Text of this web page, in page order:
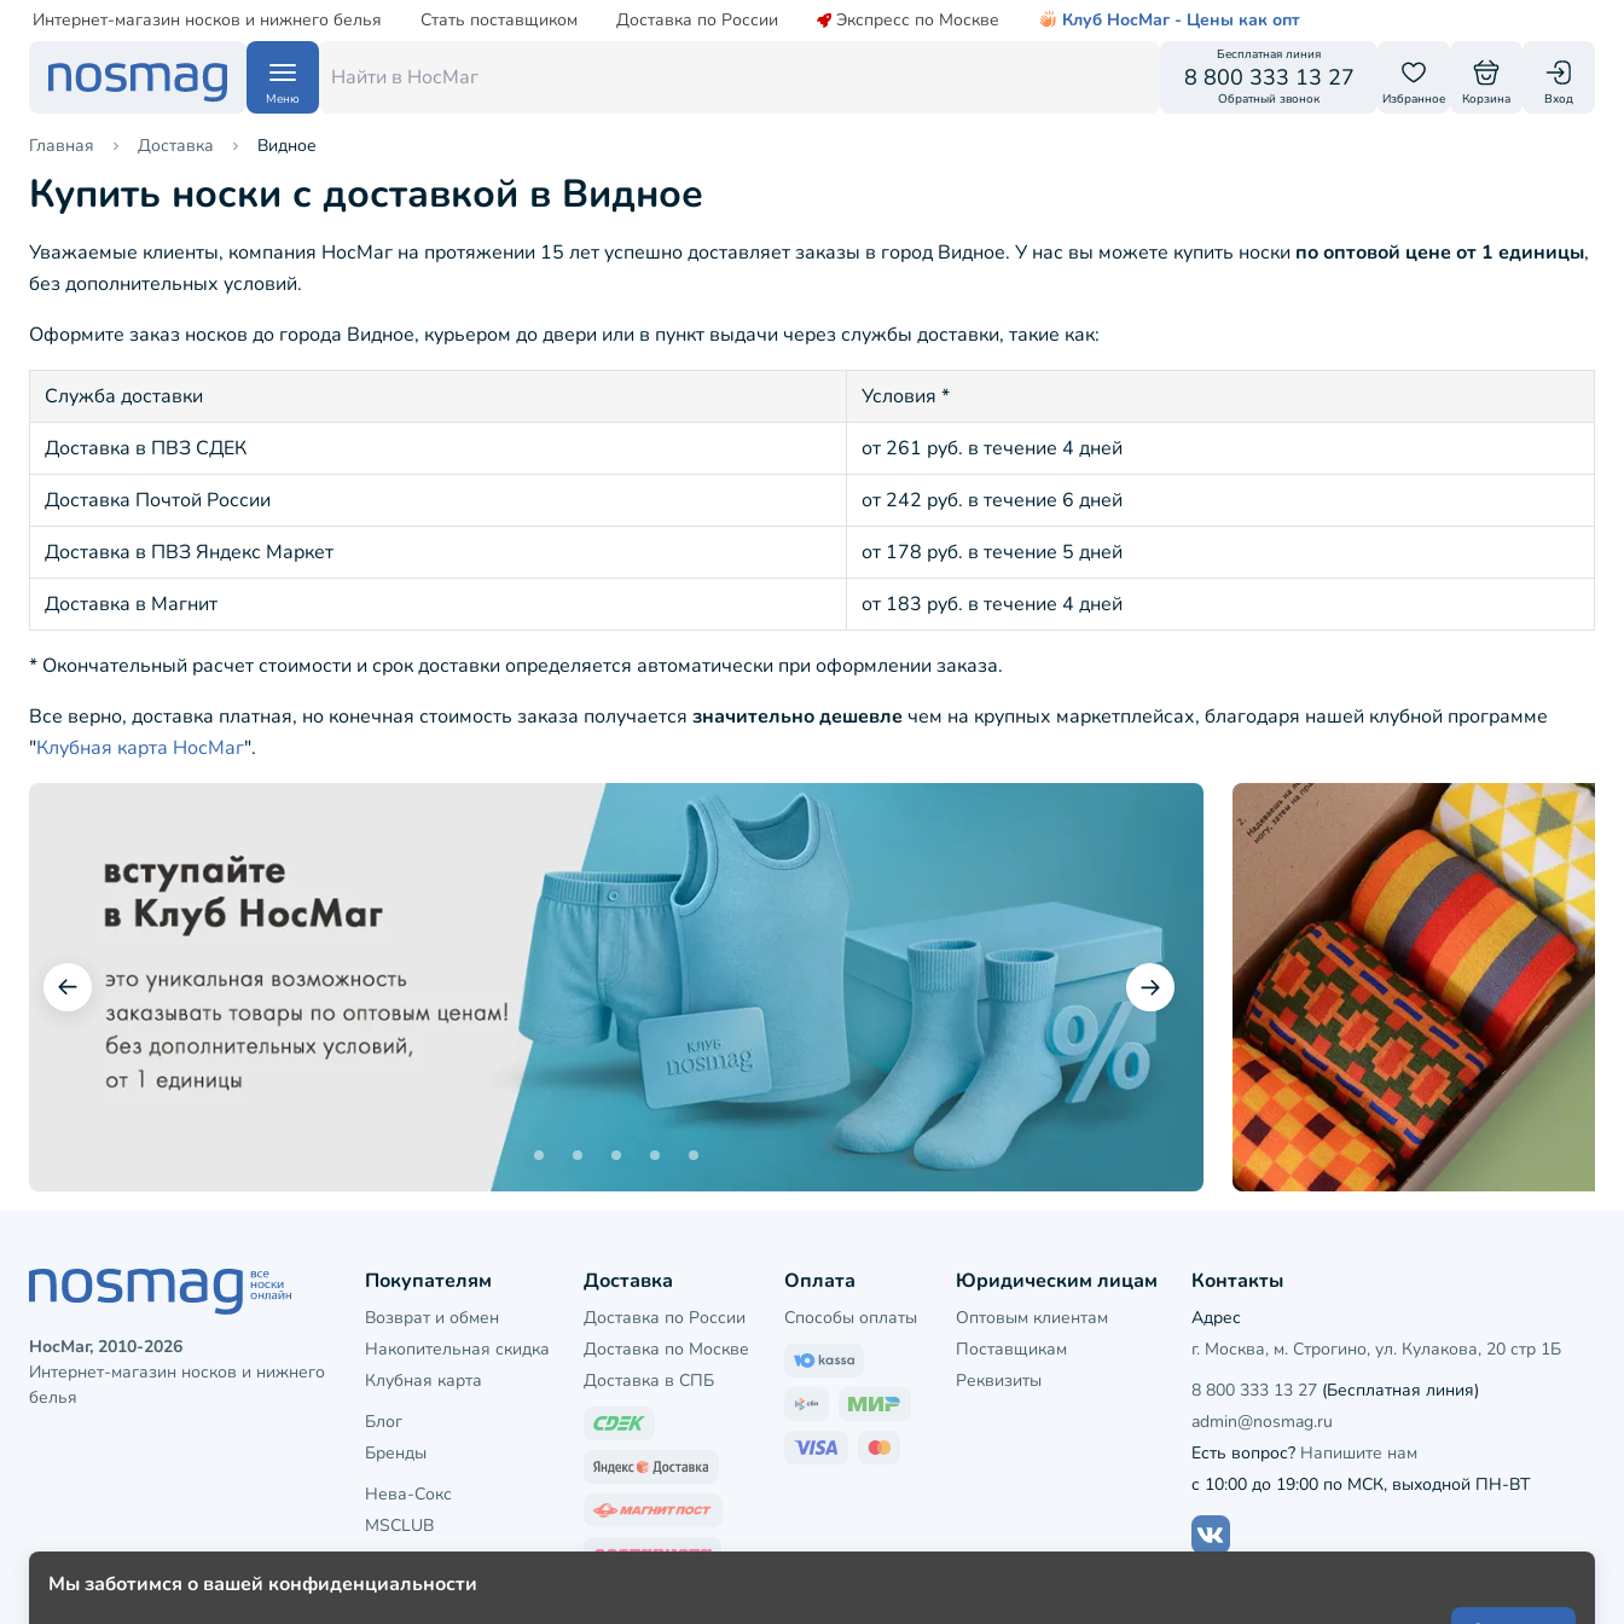
Интернет-магазин носков и нижнего белья Стать поставщиком Доставка по России Экспресс по Москве Клуб НосМаг - Цены как опт
Меню
Бесплатная линия
8 800 333 13 27
Обратный звонок Избранное Корзина Вход
Главная Доставка Видное
Купить носки с доставкой в Видное
Уважаемые клиенты, компания НосМаг на протяжении 15 лет успешно доставляет заказы в город Видное. У нас вы можете купить носки по оптовой цене от 1 единицы,
без дополнительных условий.
Оформите заказ носков до города Видное, курьером до двери или в пункт выдачи через службы доставки, такие как:
Служба доставки
Условия *
Доставка в ПВЗ СДЕК
от 261 руб. в течение 4 дней
Доставка Почтой России
от 242 руб. в течение 6 дней
Доставка в ПВЗ Яндекс Маркет
от 178 руб. в течение 5 дней
Доставка в Магнит
от 183 руб. в течение 4 дней
* Окончательный расчет стоимости и срок доставки определяется автоматически при оформлении заказа.
Все верно, доставка платная, но конечная стоимость заказа получается значительно дешевле чем на крупных маркетплейсах, благодаря нашей клубной программе
"Клубная карта НосМаг".
НосМаг, 2010-2026
Интернет-магазин носков и нижнего
белья
Покупателям
Возврат и обмен
Накопительная скидка
Клубная карта
Блог
Бренды
Нева-Сокс
MSCLUB
Доставка
Доставка по России
Доставка по Москве
Доставка в СПБ
Оплата
Способы оплаты
Юридическим лицам
Оптовым клиентам
Поставщикам
Реквизиты
Контакты
Адрес
г. Москва, м. Строгино, ул. Кулакова, 20 стр 1Б
8 800 333 13 27(Бесплатная линия)
admin@nosmag.ru
Есть вопрос? Напишите нам
с 10:00 до 19:00 по МСК, выходной ПН-ВТ
Мы заботимся о вашей конфиденциальности